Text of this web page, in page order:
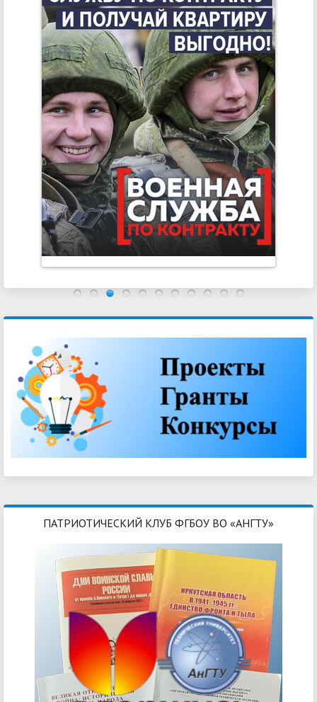
ПАТРИОТИЧЕСКИЙ КЛУБ ФГБОУ ВО «АНГТУ»